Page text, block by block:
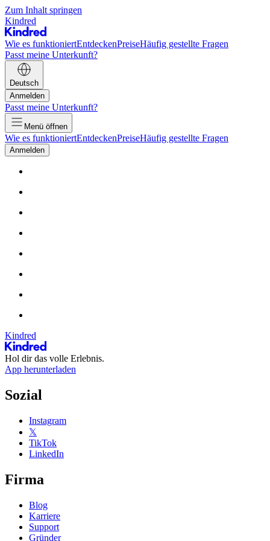
Zum Inhalt springen
Kindred
Wie es funktioniertEntdeckenPreiseHäufig gestellte Fragen
Passt meine Unterkunft?
Deutsch
Anmelden
Passt meine Unterkunft?
Menü öffnen
Wie es funktioniertEntdeckenPreiseHäufig gestellte Fragen
Anmelden
Kindred
Hol dir das volle Erlebnis.
App herunterladen
Sozial
Instagram
𝕏
TikTok
LinkedIn
Firma
Blog
Karriere
Support
Gründer